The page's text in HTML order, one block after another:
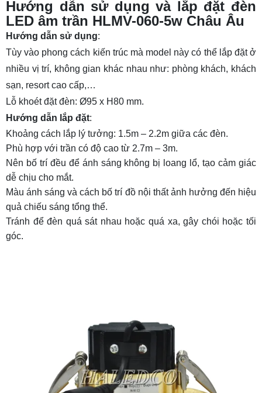
Hướng dẫn sử dụng và lắp đặt đèn
LED âm trần HLMV-060-5w Châu Âu
Hướng dẫn sử dụng:
Tùy vào phong cách kiến trúc mà model này có thể lắp đặt ở
nhiều vị trí, không gian khác nhau như: phòng khách, khách
sạn, resort cao cấp,…
Lỗ khoét đặt đèn: Ø95 x H80 mm.
Hướng dẫn lắp đặt:
Khoảng cách lắp lý tưởng: 1.5m – 2.2m giữa các đèn.
Phù hợp với trần có độ cao từ 2.7m – 3m.
Nên bố trí đều để ánh sáng không bị loang lổ, tạo cảm giác
dễ chịu cho mắt.
Màu ánh sáng và cách bố trí đồ nội thất ảnh hưởng đến hiệu
quả chiếu sáng tổng thể.
Tránh để đèn quá sát nhau hoặc quá xa, gây chói hoặc tối
góc.